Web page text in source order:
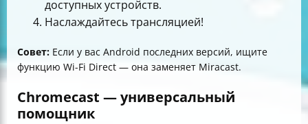
доступных устройств.
Наслаждайтесь трансляцией!
Совет: Если у вас Android последних версий, ищите
функцию Wi-Fi Direct — она заменяет Miracast.
Chromecast — универсальный
помощник